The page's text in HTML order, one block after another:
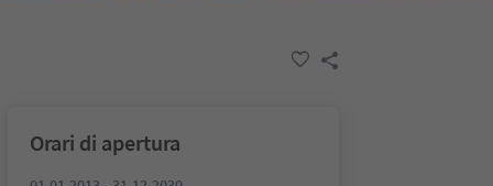
Orari di apertura